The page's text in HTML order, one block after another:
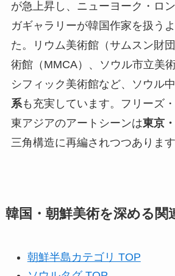
が急上昇し、ニューヨーク・ロ
ガギャラリーが韓国作家を扱う
た。リウム美術館（サムスン財
術館（MMCA）、ソウル市立美
シフィック美術館など、ソウル
系も充実しています。フリーズ
東アジアのアートシーンは東京
三角構造に再編されつつあります
韓国・朝鮮美術を深める関
朝鮮半島カテゴリ TOP